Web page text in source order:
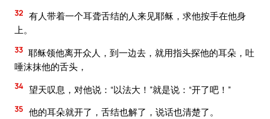
32 有人带着一个耳聋舌结的人来见耶稣，求他按手在他身
上。
33 耶稣领他离开众人，到一边去，就用指头探他的耳朵，吐
唾沫抹他的舌头，
34 望天叹息，对他说：“以法大！”就是说：“开了吧！”
35 他的耳朵就开了，舌结也解了，说话也清楚了。